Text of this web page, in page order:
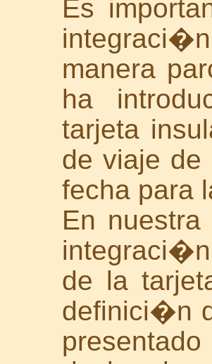
Es
manera
ha
tarjeta
de viaje de
fecha para
En
de la
definici�n